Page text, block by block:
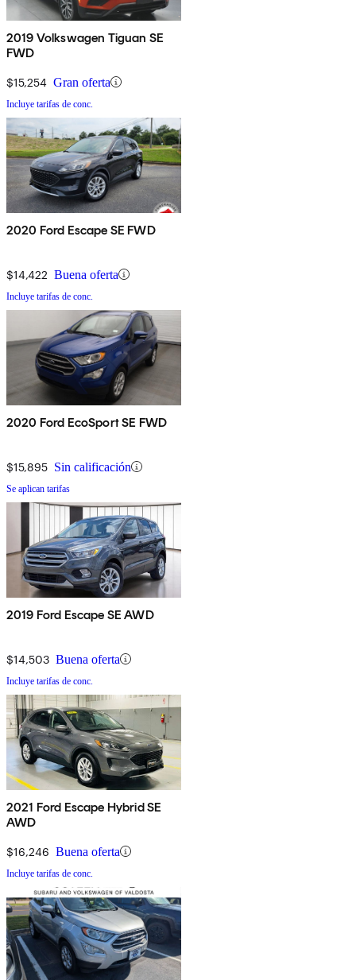
2019 Volkswagen Tiguan SE
FWD
$15,254 Gran oferta
Incluye tarifas de conc.
2020 Ford Escape SE FWD
$14,422 Buena oferta
Incluye tarifas de conc.
2020 Ford EcoSport SE FWD
$15,895 Sin calificación
Se aplican tarifas
2019 Ford Escape SE AWD
$14,503 Buena oferta
Incluye tarifas de conc.
2021 Ford Escape Hybrid SE
AWD
$16,246 Buena oferta
Incluye tarifas de conc.